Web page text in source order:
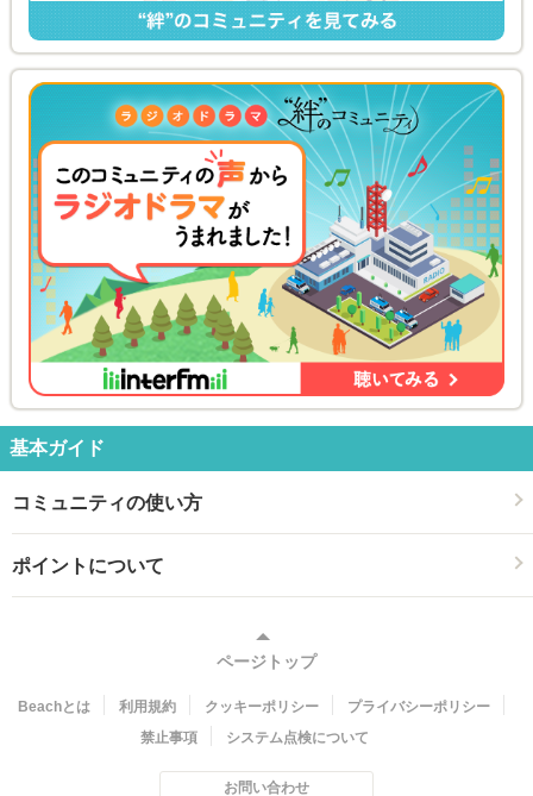
基本ガイド
コミュニティの使い方
ポイントについて
ページトップ
Beachとは 利用規約 クッキーポリシー
プライバシーポリシー
禁止事項
システム点検について
お問い合わせ